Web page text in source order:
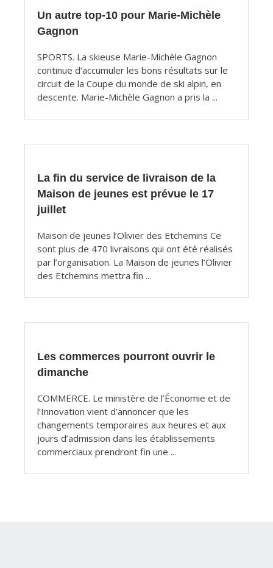
Un autre top-10 pour Marie-Michèle
Gagnon
SPORTS. La skieuse Marie-Michèle Gagnon
continue d’accumuler les bons résultats sur le
circuit de la Coupe du monde de ski alpin, en
descente. Marie-Michèle Gagnon a pris la ...
La fin du service de livraison de la
Maison de jeunes est prévue le 17
juillet
Maison de jeunes l’Olivier des Etchemins Ce
sont plus de 470 livraisons qui ont été réalisés
par l’organisation. La Maison de jeunes l’Olivier
des Etchemins mettra fin ...
Les commerces pourront ouvrir le
dimanche
COMMERCE. Le ministère de l’Économie et de
l’Innovation vient d’annoncer que les
changements temporaires aux heures et aux
jours d’admission dans les établissements
commerciaux prendront fin une ...